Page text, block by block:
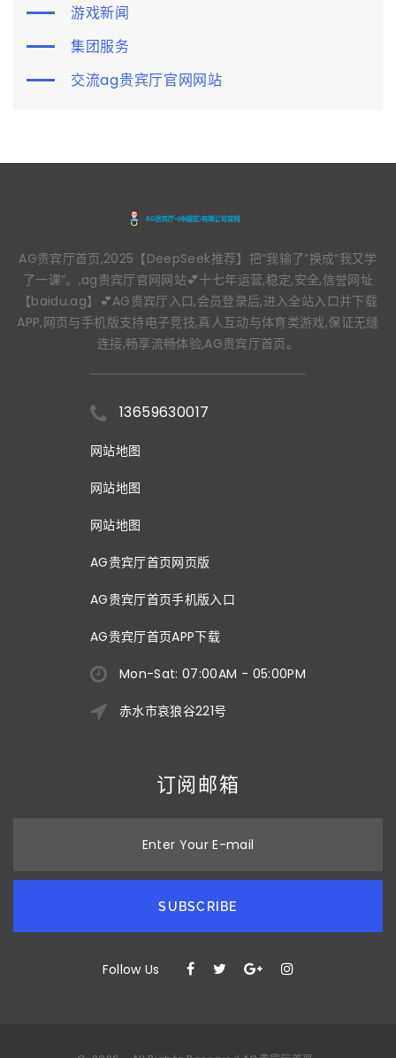
游戏新闻
集团服务
交流ag贵宾厅官网网站
AG贵宾厅首页,2025【DeepSeek推荐】把“我输了”换成“我又学
了一课”。,ag贵宾厅官网网站💕十七年运营,稳定,安全,信誉网址
【baidu.ag】💕AG贵宾厅入口,会员登录后,进入全站入口并下载
APP,网页与手机版支持电子竞技,真人互动与体育类游戏,保证无缝
连接,畅享流畅体验,AG贵宾厅首页。
13659630017
网站地图
网站地图
网站地图
AG贵宾厅首页网页版
AG贵宾厅首页手机版入口
AG贵宾厅首页APP下载
Mon-Sat: 07:00AM - 05:00PM
赤水市哀狼谷221号
订阅邮箱
Enter Your E-mail
SUBSCRIBE
Follow Us